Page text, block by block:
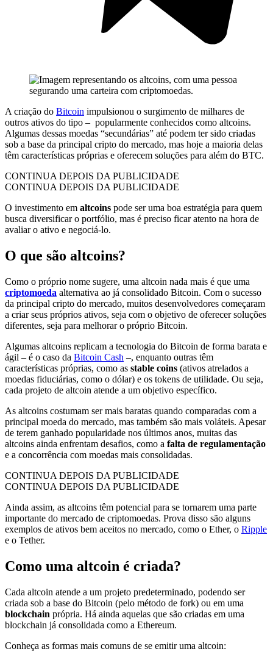
A criação do Bitcoin impulsionou o surgimento de milhares de
outros ativos do tipo – popularmente conhecidos como altcoins.
Algumas dessas moedas “secundárias” até podem ter sido criadas
sob a base da principal cripto do mercado, mas hoje a maioria delas
têm características próprias e oferecem soluções para além do BTC.
CONTINUA DEPOIS DA PUBLICIDADE
CONTINUA DEPOIS DA PUBLICIDADE
O investimento em altcoins pode ser uma boa estratégia para quem
busca diversificar o portfólio, mas é preciso ficar atento na hora de
avaliar o ativo e negociá-lo.
O que são altcoins?
Como o próprio nome sugere, uma altcoin nada mais é que uma
criptomoeda alternativa ao já consolidado Bitcoin. Com o sucesso
da principal cripto do mercado, muitos desenvolvedores começaram
a criar seus próprios ativos, seja com o objetivo de oferecer soluções
diferentes, seja para melhorar o próprio Bitcoin.
Algumas altcoins replicam a tecnologia do Bitcoin de forma barata e
ágil – é o caso da Bitcoin Cash –, enquanto outras têm
características próprias, como as stable coins (ativos atrelados a
moedas fiduciárias, como o dólar) e os tokens de utilidade. Ou seja,
cada projeto de altcoin atende a um objetivo específico.
As altcoins costumam ser mais baratas quando comparadas com a
principal moeda do mercado, mas também são mais voláteis. Apesar
de terem ganhado popularidade nos últimos anos, muitas das
altcoins ainda enfrentam desafios, como a falta de regulamentação
e a concorrência com moedas mais consolidadas.
CONTINUA DEPOIS DA PUBLICIDADE
CONTINUA DEPOIS DA PUBLICIDADE
Ainda assim, as altcoins têm potencial para se tornarem uma parte
importante do mercado de criptomoedas. Prova disso são alguns
exemplos de ativos bem aceitos no mercado, como o Ether, o Ripple
e o Tether.
Como uma altcoin é criada?
Cada altcoin atende a um projeto predeterminado, podendo ser
criada sob a base do Bitcoin (pelo método de fork) ou em uma
blockchain própria. Há ainda aquelas que são criadas em uma
blockchain já consolidada como a Ethereum.
Conheça as formas mais comuns de se emitir uma altcoin: